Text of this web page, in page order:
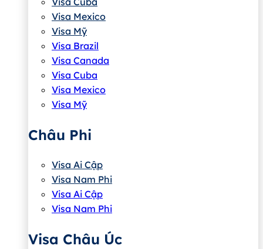
Visa Mexico
Visa Mỹ
Visa Brazil
Visa Canada
Visa Cuba
Visa Mexico
Visa Mỹ
Châu Phi
Visa Ai Cập
Visa Nam Phi
Visa Ai Cập
Visa Nam Phi
Visa Châu Úc